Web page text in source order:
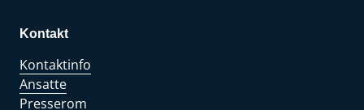
Kontakt
Kontaktinfo
Ansatte
Presserom